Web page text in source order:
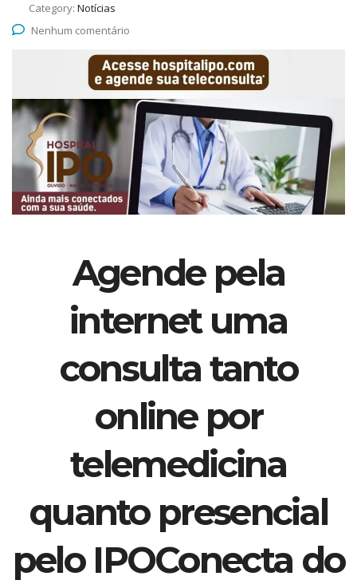
Category: Notícias
Nenhum comentário
Agende pela
internet uma
consulta tanto
online por
telemedicina
quanto presencial
pelo IPOConecta do